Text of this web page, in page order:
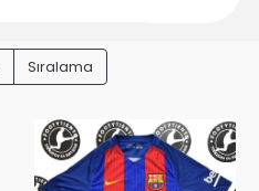
Sıralama